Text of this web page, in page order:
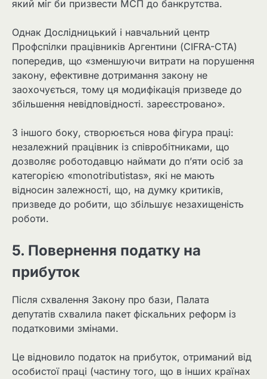
який міг би призвести МСП до банкрутства.
Однак Дослідницький і навчальний центр
Профспілки працівників Аргентини (CIFRA-CTA)
попередив, що «зменшуючи витрати на порушення
закону, ефективне дотримання закону не
заохочується, тому ця модифікація призведе до
збільшення невідповідності. зареєстровано».
З іншого боку, створюється нова фігура праці:
незалежний працівник із співробітниками, що
дозволяє роботодавцю наймати до п’яти осіб за
категорією «monotributistas», які не мають
відносин залежності, що, на думку критиків,
призведе до робити, що збільшує незахищеність
роботи.
5. Повернення податку на
прибуток
Після схвалення Закону про бази, Палата
депутатів схвалила пакет фіскальних реформ із
податковими змінами.
Це відновило податок на прибуток, отриманий від
особистої праці (частину того, що в інших країнах